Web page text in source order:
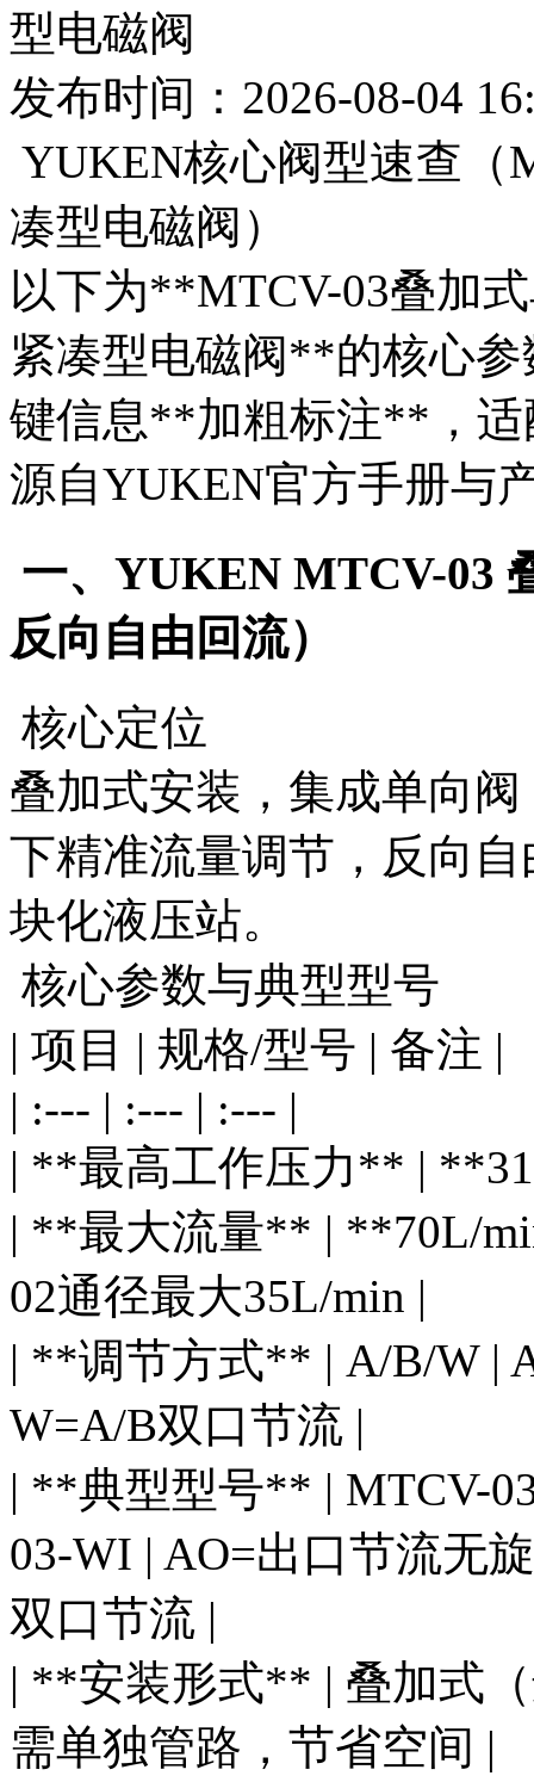
型电磁阀
发布时间：2026-08-04
YUKEN核心阀型速查（
凑型电磁阀）
以下为**MTCV-03叠加
紧凑型电磁阀**的核心
键信息**加粗标注**，适
源自YUKEN官方手册与
一、YUKEN MTCV-03
反向自由回流）
核心定位
叠加式安装，集成单向
下精准流量调节，反向
块化液压站。
核心参数与典型型号
| 项目 | 规格/型号 | 备注 |
| :--- | :--- | :--- |
| **最高工作压力** |
| **最大流量** | **70L/
02通径最大35L/min |
| **调节方式** | A/B/W |
W=A/B双口节流 |
| **典型型号** | MTCV-
03-WI | AO=出口节流无
双口节流 |
| **安装形式** | 叠加式
需单独管路，节省空间 |